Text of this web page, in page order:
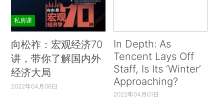
私房课
向松祚：宏观经济70
讲，带你了解国内外
经济大局
2022年04月06日
In Depth: As
Tencent Lays Off
Staff, Is Its ‘Winter’
Approaching?
2022年04月01日